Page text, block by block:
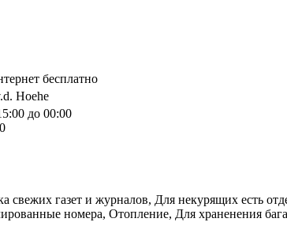
бесплатно
Hoehe
до 00:00
газет и журналов, Для некурящих есть
номера, Отопление, Для храненения